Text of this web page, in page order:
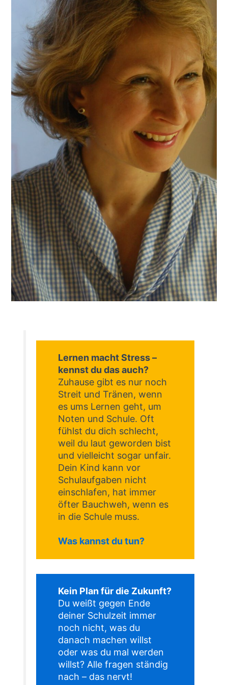
Lernen macht Stress –
kennst du das auch?
Zuhause gibt es nur noch
Streit und Tränen, wenn
es ums Lernen geht, um
Noten und Schule. Oft
fühlst du dich schlecht,
weil du laut geworden bist
und vielleicht sogar unfair.
Dein Kind kann vor
Schulaufgaben nicht
einschlafen, hat immer
öfter Bauchweh, wenn es
in die Schule muss.
Was kannst du tun?
Kein Plan für die Zukunft?
Du weißt gegen Ende
deiner Schulzeit immer
noch nicht, was du
danach machen willst
oder was du mal werden
willst? Alle fragen ständig
nach – das nervt!